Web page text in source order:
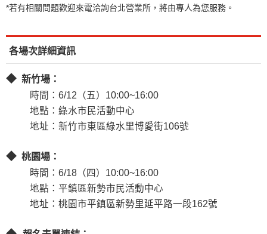
*若有相關問題歡迎來電洽詢台北營業所，將由專人為您服務。
各場次詳細資訊
◆ 新竹場：
時間：6/12（五）10:00~16:00
地點：綠水市民活動中心
地址：新竹市東區綠水里博愛街106號
◆ 桃園場 ：
時間：6/18（四）10:00~16:00
地點：平鎮區新勢市民活動中心
地址：桃園市平鎮區新勢里延平路一段162號